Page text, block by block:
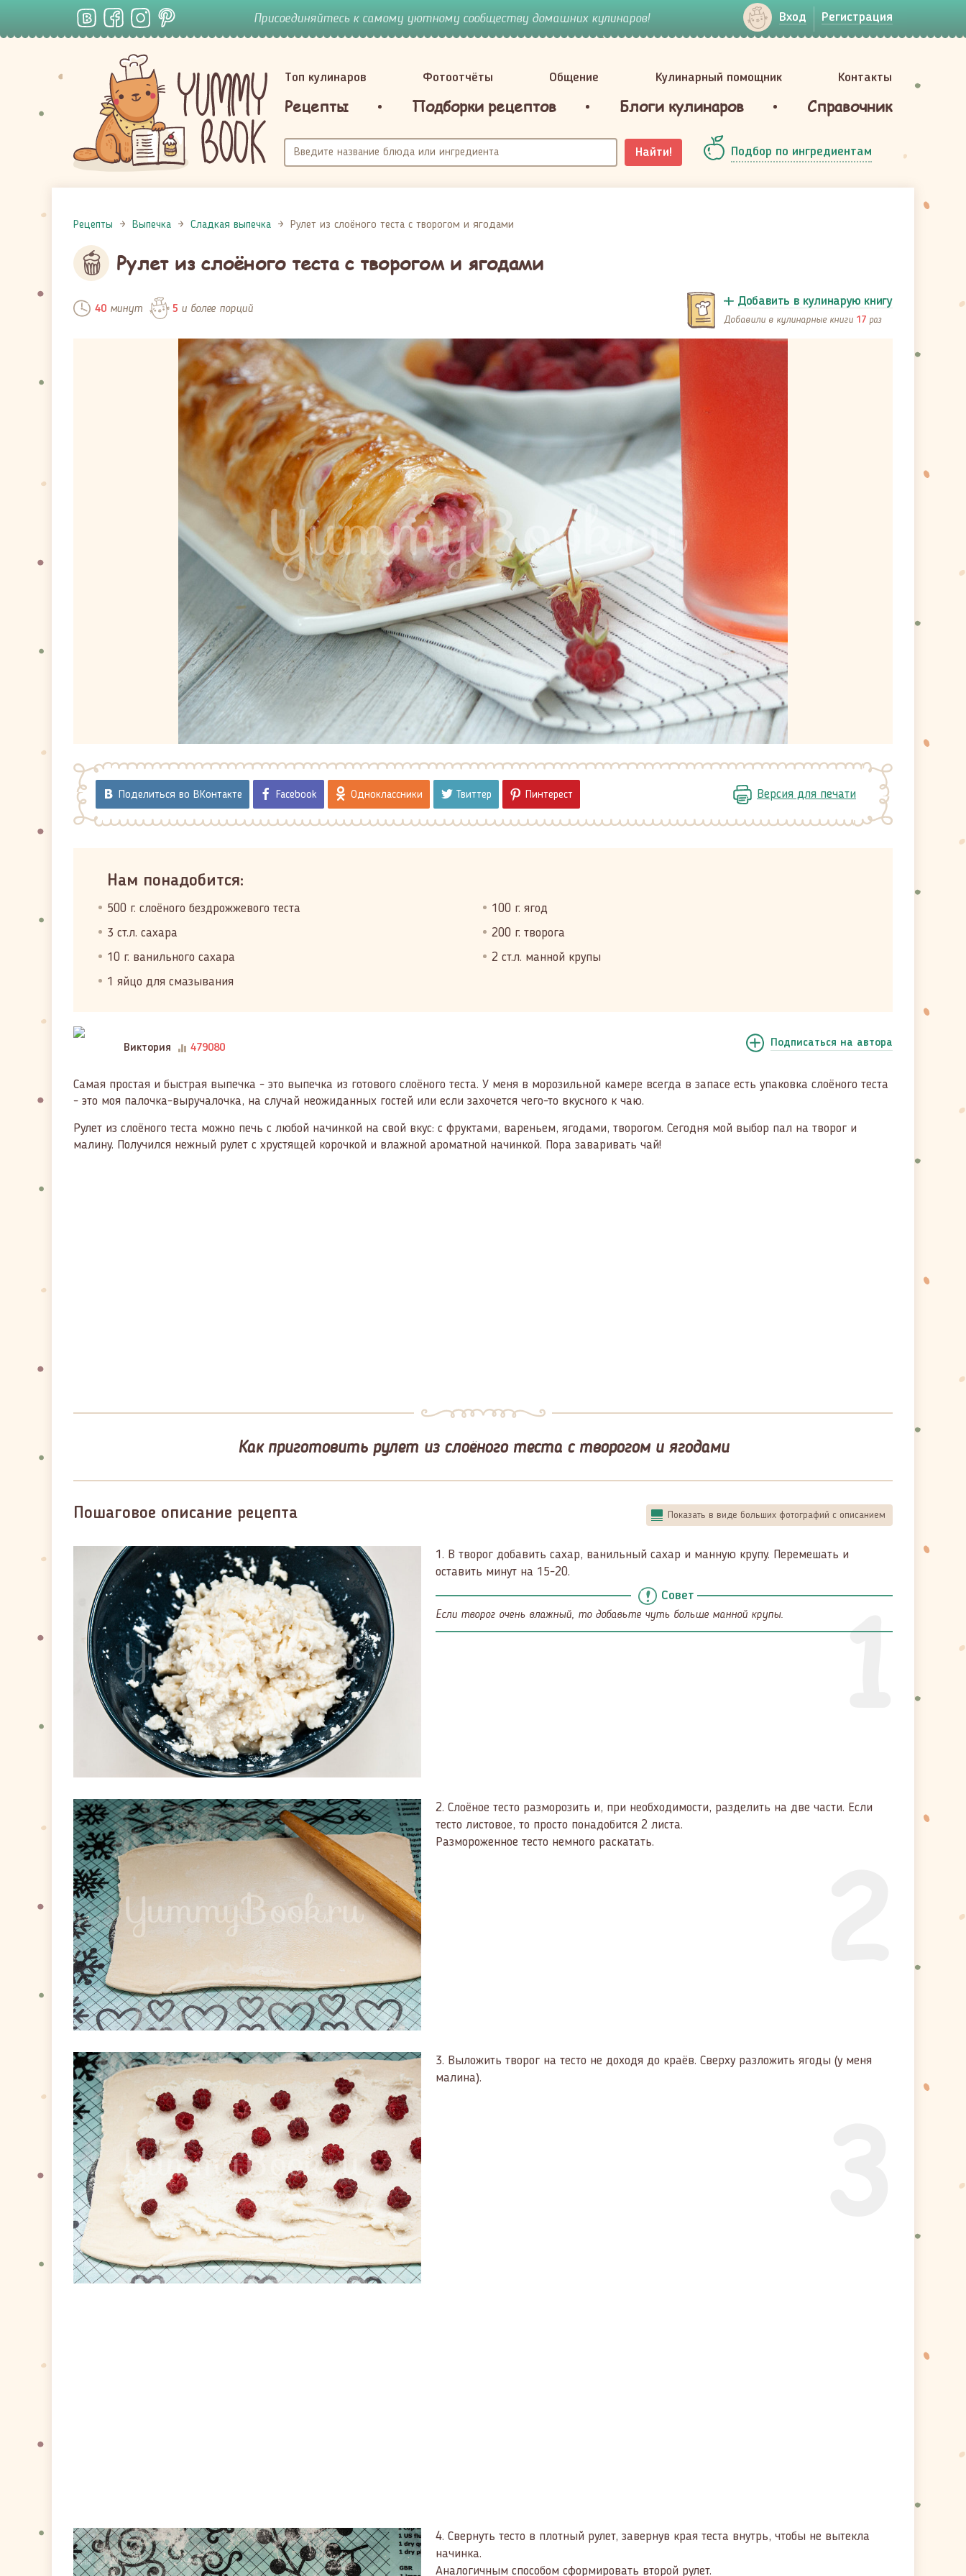
Присоединяйтесь к самому уютному сообществу домашних кулинаров! Вход Регистрация
Топ кулинаров Фотоотчёты Общение Кулинарный помощник Контакты
Рецепты Подборки рецептов Блоги кулинаров Справочник
Найти! Подбор по ингредиентам
Рецепты Выпечка Сладкая выпечка Рулет из слоёного теста с творогом и ягодами
Рулет из слоёного теста с творогом и ягодами
40минут 5 и более порций Добавить в кулинарую книгу
Добавили в кулинарные книги 17 раз
Поделиться во ВКонтакте Facebook Одноклассники Твиттер Пинтерест Версия для печати
Нам понадобится:
500 г. слоёного бездрожжевого теста
100 г. ягод
3 ст.л. сахара
200 г. творога
10 г. ванильного сахара
2 ст.л. манной крупы
1 яйцо для смазывания
Виктория 479080 Подписаться на автора
Самая простая и быстрая выпечка - это выпечка из готового слоёного теста. У меня в морозильной камере всегда в запасе есть упаковка слоёного теста
- это моя палочка-выручалочка, на случай неожиданных гостей или если захочется чего-то вкусного к чаю.
Рулет из слоёного теста можно печь с любой начинкой на свой вкус: с фруктами, вареньем, ягодами, творогом. Сегодня мой выбор пал на творог и
малину. Получился нежный рулет с хрустящей корочкой и влажной ароматной начинкой. Пора заваривать чай!
Как приготовить рулет из слоёного теста с творогом и ягодами
Пошаговое описание рецепта Показать в виде больших фотографий с описанием
1
1. В творог добавить сахар, ванильный сахар и манную крупу. Перемешать и
оставить минут на 15-20.
Совет
Если творог очень влажный, то добавьте чуть больше манной крупы.
2. Слоёное тесто разморозить и, при необходимости, разделить на две части. Если
тесто листовое, то просто понадобится 2 листа.
Размороженное тесто немного раскатать.
3. Выложить творог на тесто не доходя до краёв. Сверху разложить ягоды (у меня
малина).
4. Свернуть тесто в плотный рулет, завернув края теста внутрь, чтобы не вытекла
начинка.
Аналогичным способом сформировать второй рулет.